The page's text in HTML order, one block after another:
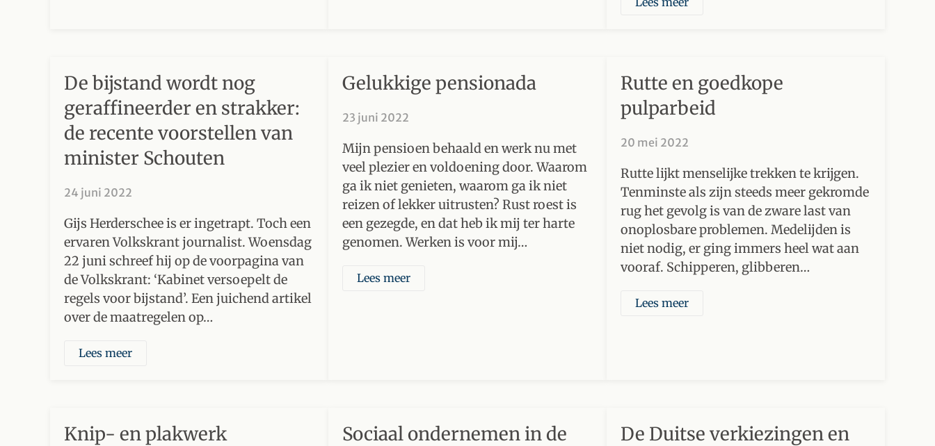
De bijstand wordt nog
geraffineerder en strakker:
de recente voorstellen van
minister Schouten
24 juni 2022
Gijs Herderschee is er ingetrapt. Toch een
ervaren Volkskrant journalist. Woensdag
22 juni schreef hij op de voorpagina van
de Volkskrant: ‘Kabinet versoepelt de
regels voor bijstand’. Een juichend artikel
over de maatregelen op…
Lees meer
Gelukkige pensionada
23 juni 2022
Mijn pensioen behaald en werk nu met
veel plezier en voldoening door. Waarom
ga ik niet genieten, waarom ga ik niet
reizen of lekker uitrusten? Rust roest is
een gezegde, en dat heb ik mij ter harte
genomen. Werken is voor mij…
Lees meer
Rutte en goedkope
pulparbeid
20 mei 2022
Rutte lijkt menselijke trekken te krijgen.
Tenminste als zijn steeds meer gekromde
rug het gevolg is van de zware last van
onoplosbare problemen. Medelijden is
niet nodig, er ging immers heel wat aan
vooraf. Schipperen, glibberen…
Lees meer
Knip- en plakwerk
Sociaal ondernemen in de
De Duitse verkiezingen en